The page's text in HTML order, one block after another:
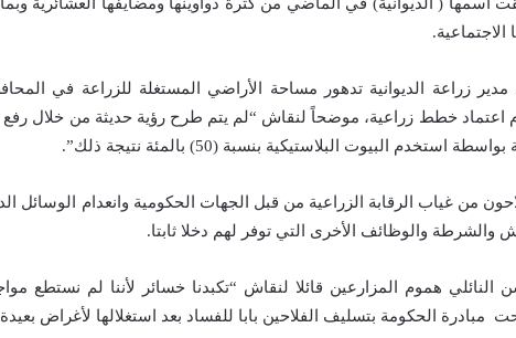
الاجتماعية.
اعتماد خطط زراعية، موضحاً لنقاش “لم يتم طرح رؤية حديثة من خلال رفع
استخدم البيوت البلاستيكية بنسبة (50) بالمئة نتيجة ذلك”.
من غياب الرقابة الزراعية من قبل الجهات الحكومية وانعدام الوسائل
والشرطة والوظائف الأخرى التي توفر لهم دخلا ثابتا.
النائلي هموم المزارعين قائلا لنقاش “تكبدنا خسائر لأننا لم نستطع
مبادرة الحكومة بتسليف الفلاحين بابا للفساد بعد استغلالها لأغراض